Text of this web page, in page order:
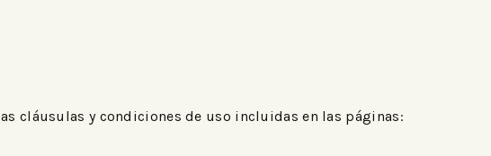
cláusulas y condiciones de uso incluidas en las páginas: